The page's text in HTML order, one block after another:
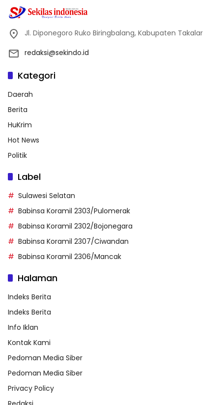
Jl. Diponegoro Ruko Biringbalang, Kabupaten Takalar
redaksi@sekindo.id
Kategori
Daerah
Berita
HuKrim
Hot News
Politik
Label
Sulawesi Selatan
Babinsa Koramil 2303/Pulomerak
Babinsa Koramil 2302/Bojonegara
Babinsa Koramil 2307/Ciwandan
Babinsa Koramil 2306/Mancak
Halaman
Indeks Berita
Indeks Berita
Info Iklan
Kontak Kami
Pedoman Media Siber
Pedoman Media Siber
Privacy Policy